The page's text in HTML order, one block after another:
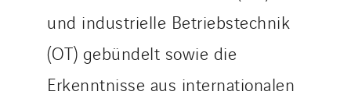
und industrielle Betriebstechnik
(OT) gebündelt sowie die
Erkenntnisse aus internationalen